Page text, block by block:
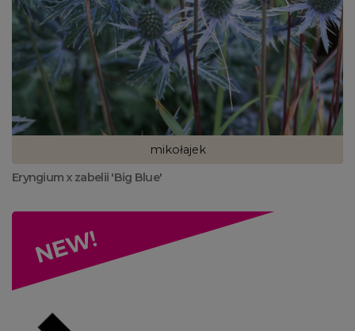
mikołajek
Eryngium x zabelii 'Big Blue'